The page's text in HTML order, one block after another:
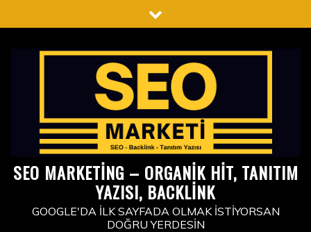
to
SEO MARKETING – ORGANIK HIT, TANITIM
YAZISI, BACKLINK
GOOGLE'DA İLK SAYFADA OLMAK İSTIYORSAN
DOĞRU YERDESIN